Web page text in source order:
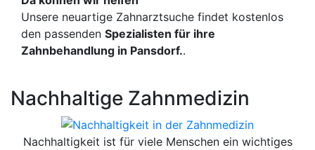
Unsere neuartige Zahnarztsuche findet kostenlos
den passenden Spezialisten für ihre
Zahnbehandlung in Pansdorf..
Nachhaltige Zahnmedizin
Nachhaltigkeit ist für viele Menschen ein wichtiges